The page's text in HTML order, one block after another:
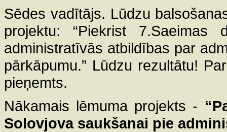
Sēdes vadītājs. Lūdzu
projektu: “Piekrist
administratīvās atbildības par
pārkāpumu.” Lūdzu rezultātu!
pieņemts.
Nākamais lēmuma projekts -
Solovjova saukšanai pie